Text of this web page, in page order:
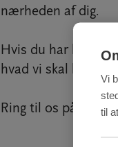
nærheden af dig.
Hvis du har brug
hvad vi skal hjælpe
Ring til os på 69
Vi
til